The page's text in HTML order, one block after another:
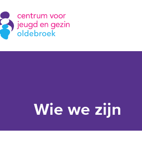
Wie we zijn